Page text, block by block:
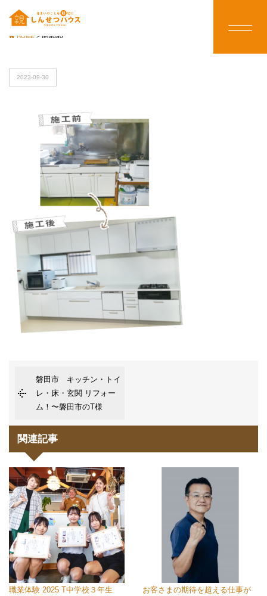
HOME > terada0
2023-09-30
磐田市 キッチン・トイ
レ・床・玄関 リフォー
ム！〜磐田市のT様
関連記事
職業体験 2025 T中学校３年生
お客さまの期待を超える仕事が